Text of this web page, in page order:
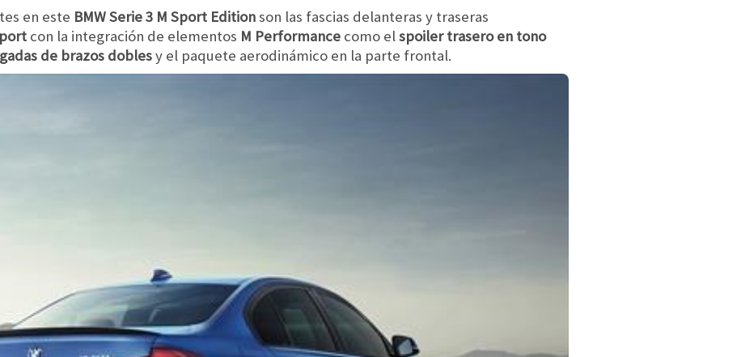
en este BMW Serie 3 M Sport Editionson las fascias delanteras y traseras
con la integración de elementos M Performance como elspoiler trasero en tono
de brazos doblesy el paquete aerodinámico en la parte frontal.